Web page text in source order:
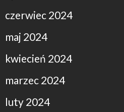
czerwiec 2024
maj 2024
kwiecień 2024
marzec 2024
luty 2024